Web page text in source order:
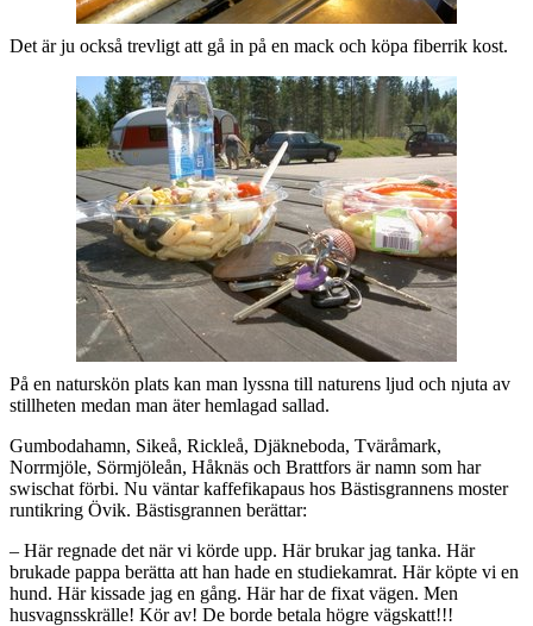
Det är ju också trevligt att gå in på en mack och köpa fiberrik kost.
På en naturskön plats kan man lyssna till naturens ljud och njuta av
stillheten medan man äter hemlagad sallad.
Gumbodahamn, Sikeå, Rickleå, Djäkneboda, Tväråmark,
Norrmjöle, Sörmjöleån, Håknäs och Brattfors är namn som har
swischat förbi. Nu väntar kaffefikapaus hos Bästisgrannens moster
runtikring Övik. Bästisgrannen berättar:
– Här regnade det när vi körde upp. Här brukar jag tanka. Här
brukade pappa berätta att han hade en studiekamrat. Här köpte vi en
hund. Här kissade jag en gång. Här har de fixat vägen. Men
husvagnsskrälle! Kör av! De borde betala högre vägskatt!!!